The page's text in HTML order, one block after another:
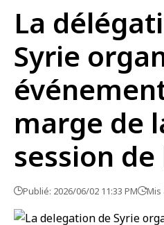
La
Syrie
marge de
session de
Publié: 2026/06/02 11:33 PM Mis